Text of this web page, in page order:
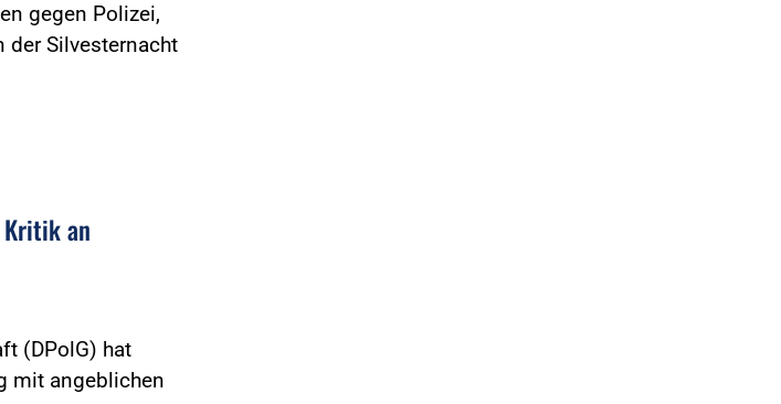
gegen Polizei,
der Silvesternacht
Kritik an
(DPolG) hat
mit angeblichen